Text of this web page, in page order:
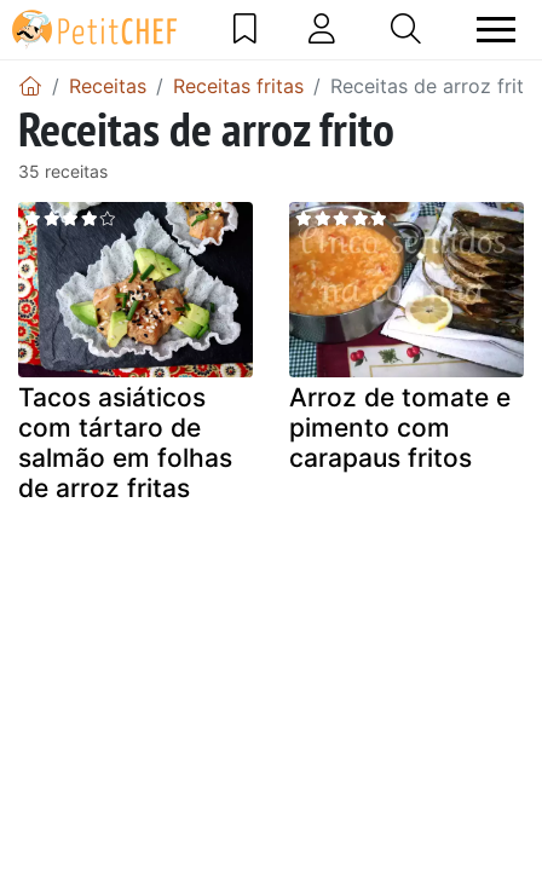
Receitas Receitas fritas Receitas de arroz frito
Receitas de arroz frito
35 receitas
Tacos asiáticos
com tártaro de
salmão em folhas
de arroz fritas
Arroz de tomate e
pimento com
carapaus fritos